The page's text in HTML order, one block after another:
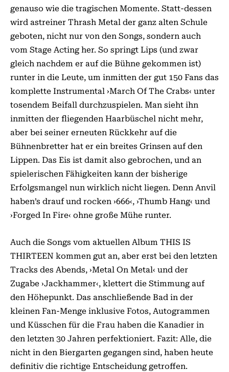
genauso wie die tragischen Momente. Statt-dessen
wird astreiner Thrash Metal der ganz alten Schule
geboten, nicht nur von den Songs, sondern auch
vom Stage Acting her. So springt Lips (und zwar
gleich nachdem er auf die Bühne gekommen ist)
runter in die Leute, um inmitten der gut 150 Fans das
komplette Instrumental ›March Of The Crabs‹ unter
tosendem Beifall durchzuspielen. Man sieht ihn
inmitten der fliegenden Haarbüschel nicht mehr,
aber bei seiner erneuten Rückkehr auf die
Bühnenbretter hat er ein breites Grinsen auf den
Lippen. Das Eis ist damit also gebrochen, und an
spielerischen Fähigkeiten kann der bisherige
Erfolgsmangel nun wirklich nicht liegen. Denn Anvil
haben’s drauf und rocken ›666‹, ›Thumb Hang‹ und
›Forged In Fire‹ ohne große Mühe runter.
Auch die Songs vom aktuellen Album THIS IS
THIRTEEN kommen gut an, aber erst bei den letzten
Tracks des Abends, ›Metal On Metal‹ und der
Zugabe ›Jackhammer‹, klettert die Stimmung auf
den Höhepunkt. Das anschließende Bad in der
kleinen Fan-Menge inklusive Fotos, Autogrammen
und Küsschen für die Frau haben die Kanadier in
den letzten 30 Jahren perfektioniert. Fazit: Alle, die
nicht in den Biergarten gegangen sind, haben heute
definitiv die richtige Entscheidung getroffen.